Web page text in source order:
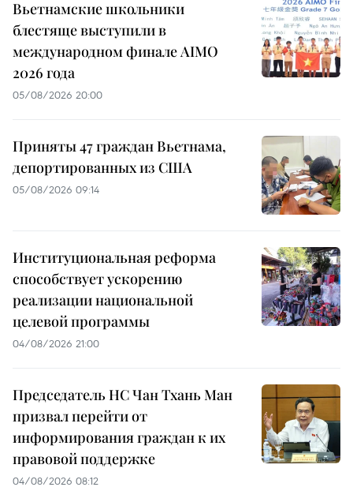
Вьетнамские школьники
блестяще выступили в
международном финале AIMO
2026 года
05/08/2026 20:00
Приняты 47 граждан Вьетнама,
депортированных из США
05/08/2026 09:14
Институциональная реформа
способствует ускорению
реализации национальной
целевой программы
04/08/2026 21:00
Председатель НС Чан Тхань Ман
призвал перейти от
информирования граждан к их
правовой поддержке
04/08/2026 08:12